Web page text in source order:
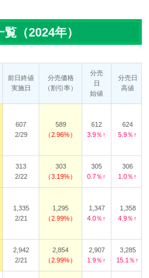
（2024年）
前日終値
実施日
分売価格
（割引率）
分売
日
始値
分売日
高値
607
2/29
589
2.96%
612
3.9％↑
624
5.9％↑
313
2/22
303
3.19%
305
0.7％↑
306
1.0％↑
1,335
2/21
1,295
2.99%
1,347
4.0％↑
1,358
4.9％↑
2,942
2/21
2,854
2.99%
2,907
1.9％↑
3,285
15.1％↑